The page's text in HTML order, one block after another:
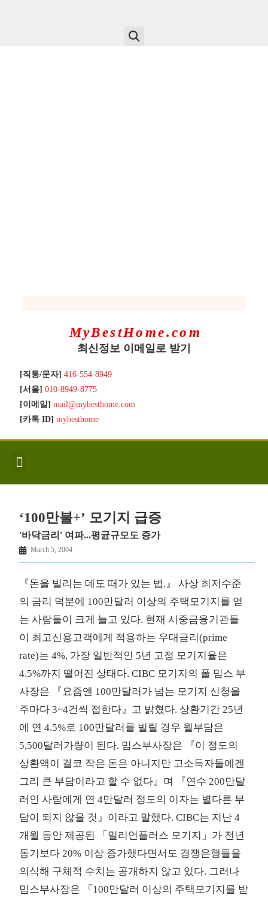
MyBestHome.com
최신정보 이메일로 받기
[직통/문자] 416-554-8949
[서울] 010-8949-8775
[이메일] mail@mybesthome.com
[카톡 ID] mybesthome
‘100만불+’ 모기지 급증
'바닥금리' 여파...평균규모도 증가
March 5, 2004
『돈을 빌리는 데도 때가 있는 법.』 사상 최저수준
의 금리 덕분에 100만달러 이상의 주택모기지를 얻
는 사람들이 크게 늘고 있다. 현재 시중금융기관들
이 최고신용고객에게 적용하는 우대금리(prime
rate)는 4%, 가장 일반적인 5년 고정 모기지율은
4.5%까지 떨어진 상태다. CIBC 모기지의 폴 밈스 부
사장은 『요즘엔 100만달러가 넘는 모기지 신청을
주마다 3~4건씩 접한다』고 밝혔다. 상환기간 25년
에 연 4.5%로 100만달러를 빌릴 경우 월부담은
5,500달러가량이 된다. 밈스부사장은 『이 정도의
상환액이 결코 작은 돈은 아니지만 고소득자들에겐
그리 큰 부담이라고 할 수 없다』며 『연수 200만달
러인 사람에게 연 4만달러 정도의 이자는 별다른 부
담이 되지 않을 것』이라고 말했다. CIBC는 지난 4
개월 동안 제공된 「밀리언플러스 모기지」가 전년
동기보다 20% 이상 증가했다면서도 경쟁은행들을
의식해 구체적 수치는 공개하지 않고 있다. 그러나
밈스부사장은 『100만달러 이상의 주택모기지를 받